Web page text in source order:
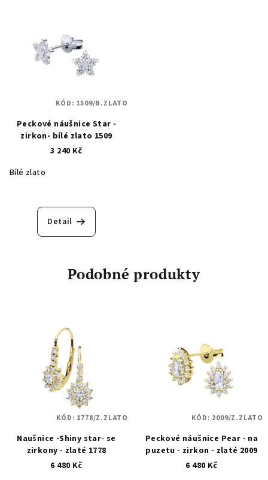
Peckové náušnice Star -
zirkon- bílé zlato 1509
3 240 Kč
Bílé zlato
Detail
KÓD: 1509/B.ZLATO
Podobné produkty
Naušnice -Shiny star- se
zirkony - zlaté 1778
6 480 Kč
KÓD: 1778/Z.ZLATO
Peckové náušnice Pear - na
puzetu - zirkon - zlaté 2009
6 480 Kč
KÓD: 2009/Z.ZLATO